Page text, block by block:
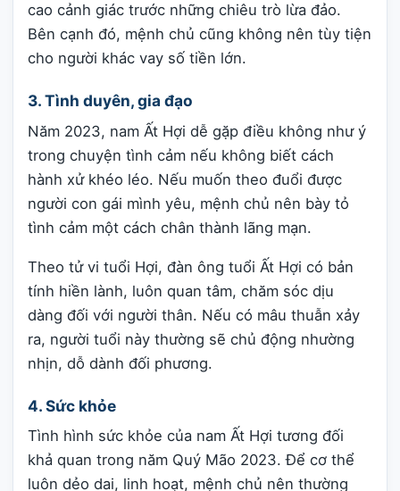
cao cảnh giác trước những chiêu trò lừa đảo.
Bên cạnh đó, mệnh chủ cũng không nên tùy tiện
cho người khác vay số tiền lớn.
3. Tình duyên, gia đạo
Năm 2023, nam Ất Hợi dễ gặp điều không như ý
trong chuyện tình cảm nếu không biết cách
hành xử khéo léo. Nếu muốn theo đuổi được
người con gái mình yêu, mệnh chủ nên bày tỏ
tình cảm một cách chân thành lãng mạn.
Theo tử vi tuổi Hợi, đàn ông tuổi Ất Hợi có bản
tính hiền lành, luôn quan tâm, chăm sóc dịu
dàng đối với người thân. Nếu có mâu thuẫn xảy
ra, người tuổi này thường sẽ chủ động nhường
nhịn, dỗ dành đối phương.
4. Sức khỏe
Tình hình sức khỏe của nam Ất Hợi tương đối
khả quan trong năm Quý Mão 2023. Để cơ thể
luôn dẻo dai, linh hoạt, mệnh chủ nên thường